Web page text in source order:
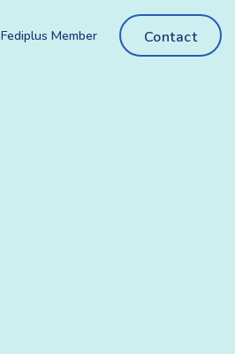
Fediplus Member Contact